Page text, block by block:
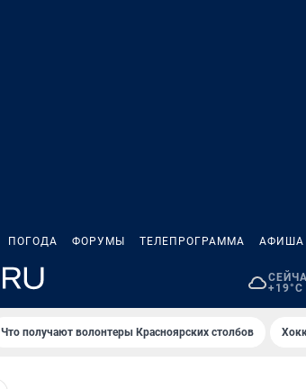
ПОГОДА ФОРУМЫ ТЕЛЕПРОГРАММА АФИША
+19°C
Что получают волонтеры Красноярских столбов